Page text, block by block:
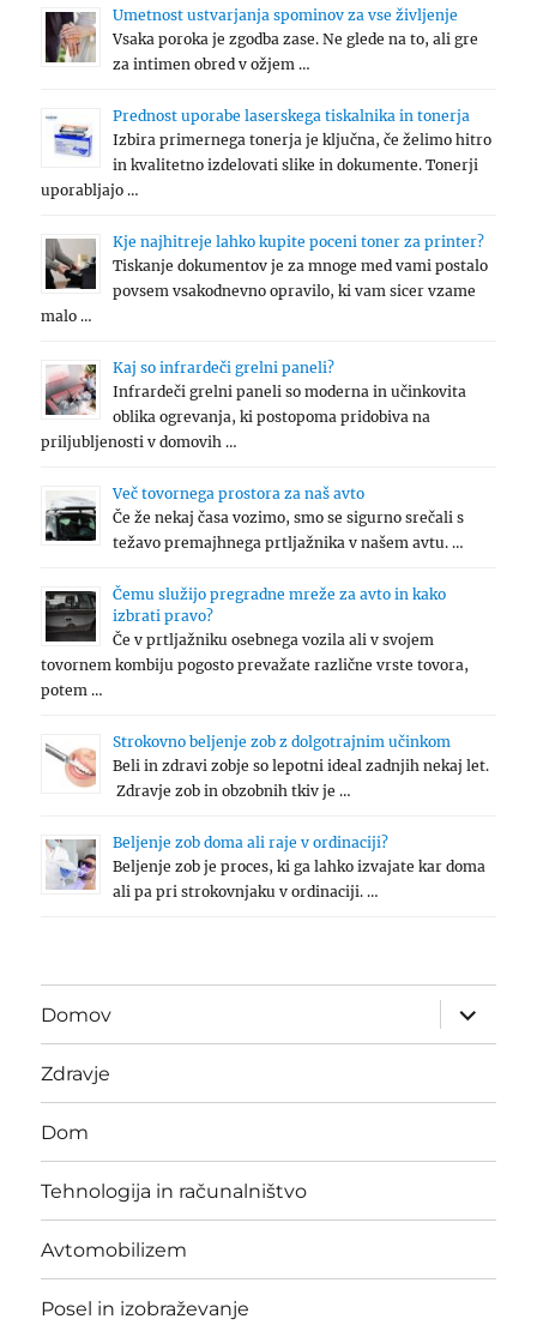
Umetnost ustvarjanja spominov za vse življenje
Vsaka poroka je zgodba zase. Ne glede na to, ali gre
za intimen obred v ožjem …
Prednost uporabe laserskega tiskalnika in tonerja
Izbira primernega tonerja je ključna, če želimo hitro
in kvalitetno izdelovati slike in dokumente. Tonerji
uporabljajo …
Kje najhitreje lahko kupite poceni toner za printer?
Tiskanje dokumentov je za mnoge med vami postalo
povsem vsakodnevno opravilo, ki vam sicer vzame
malo …
Kaj so infrardeči grelni paneli?
Infrardeči grelni paneli so moderna in učinkovita
oblika ogrevanja, ki postopoma pridobiva na
priljubljenosti v domovih …
Več tovornega prostora za naš avto
Če že nekaj časa vozimo, smo se sigurno srečali s
težavo premajhnega prtljažnika v našem avtu. …
Čemu služijo pregradne mreže za avto in kako
izbrati pravo?
Če v prtljažniku osebnega vozila ali v svojem
tovornem kombiju pogosto prevažate različne vrste tovora,
potem …
Strokovno beljenje zob z dolgotrajnim učinkom
Beli in zdravi zobje so lepotni ideal zadnjih nekaj let.
Zdravje zob in obzobnih tkiv je …
Beljenje zob doma ali raje v ordinaciji?
Beljenje zob je proces, ki ga lahko izvajate kar doma
ali pa pri strokovnjaku v ordinaciji. …
Domov
expand
child
menu
Zdravje
Dom
Tehnologija in računalništvo
Avtomobilizem
Posel in izobraževanje